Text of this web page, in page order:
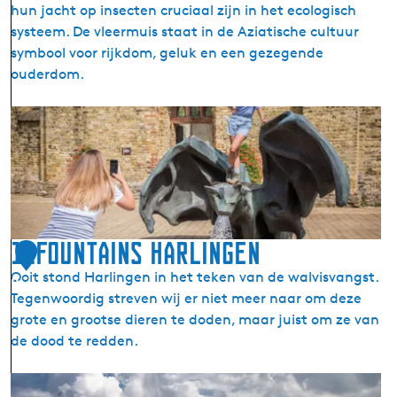
e
n
n
s
W
o
r
k
u
m
hun jacht op insecten cruciaal zijn in het ecologisch
systeem. De vleermuis staat in de Aziatische cultuur
symbool voor rijkdom, geluk en een gezegende
ouderdom.
1
1
f
o
u
t
a
i
n
s
B
o
l
1
0
11fountains Harlingen
Ooit stond Harlingen in het teken van de walvisvangst.
Tegenwoordig streven wij er niet meer naar om deze
grote en grootse dieren te doden, maar juist om ze van
de dood te redden.